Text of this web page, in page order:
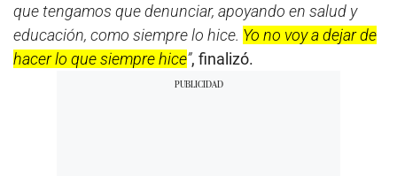
que tengamos que denunciar, apoyando en salud y
educación, como siempre lo hice. Yo no voy a dejar de
hacer lo que siempre hice”, finalizó.